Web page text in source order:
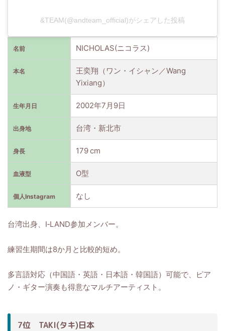
&TEAM(@andteam_official)がシェアした投稿
名前 NICHOLAS(ニコラス)
本名
王奕翔（ワン・イシャン／Wang
Yixiang）
生年月日 2002年7月9日
出身地 台湾・新北市
身長 179 cm
血液型 O型
個人Instagram なし
台湾出身、I‑LAND参加メンバー。
練習生期間は8か月と比較的短め。
多言語対応（中国語・英語・日本語・韓国語）可能で、ピア
ノ・ギター演奏も得意なマルチアーティスト。
7位 TAKI(タキ)日本